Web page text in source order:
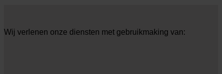
Wij verlenen onze diensten met gebruikmaking van: